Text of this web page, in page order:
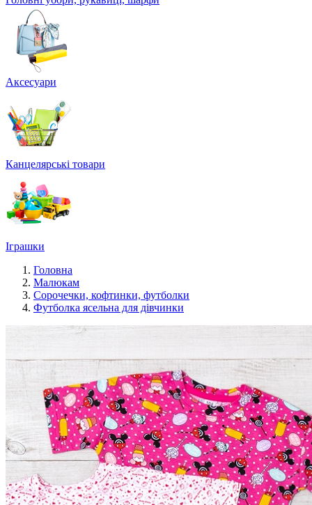
Аксесуари
Канцелярські товари
Іграшки
Головна
Малюкам
Сорочечки, кофтинки, футболки
Футболка ясельна для дівчинки